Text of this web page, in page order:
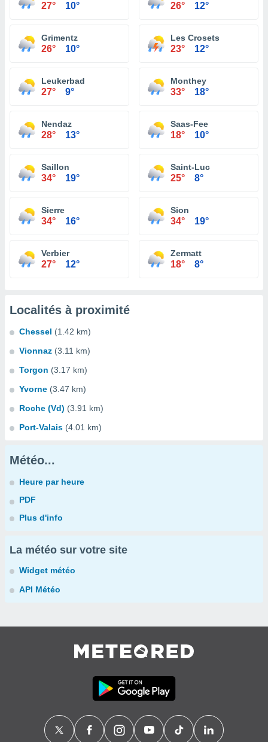
27° 10° 26° 12°
Grimentz
26° 10°
Les Crosets
23° 12°
Leukerbad
27° 9°
Monthey
33° 18°
Nendaz
28° 13°
Saas-Fee
18° 10°
Saillon
34° 19°
Saint-Luc
25° 8°
Sierre
34° 16°
Sion
34° 19°
Verbier
27° 12°
Zermatt
18° 8°
Localités à proximité
Chessel (1.42 km)
Vionnaz (3.11 km)
Torgon (3.17 km)
Yvorne (3.47 km)
Roche (Vd) (3.91 km)
Port-Valais (4.01 km)
Météo...
Heure par heure
PDF
Plus d'info
La météo sur votre site
Widget météo
API Météo